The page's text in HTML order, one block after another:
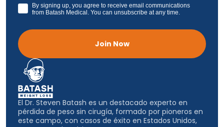
GDPRBy signing up, you agree to receive email communications
from Batash Medical. You can unsubscribe at any time.
Join Now
El Dr. Steven Batash es un destacado experto en
pérdida de peso sin cirugía, formado por pioneros en
este campo, con casos de éxito en Estados Unidos,